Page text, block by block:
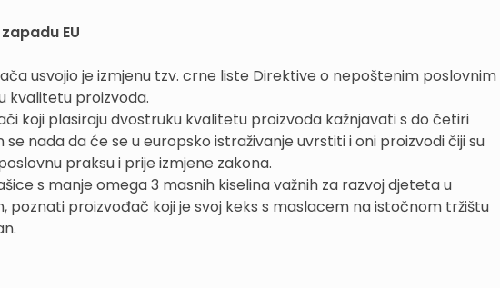
EU
usvojio je izmjenu tzv. crne liste Direktive o nepoštenim poslovnim
kvalitetu proizvoda.
koji plasiraju dvostruku kvalitetu proizvoda kažnjavati s do četiri
nada da će se u europsko istraživanje uvrstiti i oni proizvodi čiji su
praksu i prije izmjene zakona.
s manje omega 3 masnih kiselina važnih za razvoj djeteta u
poznati proizvođač koji je svoj keks s maslacem na istočnom tržištu